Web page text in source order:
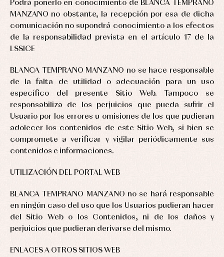
Podrá ponerlo en conocimiento de BLANCA TEMPRANO
MANZANO no obstante, la recepción por esa de dicha
comunicación no supondrá conocimiento a los efectos
de la responsabilidad prevista en el artículo 17 de la
LSSICE
BLANCA TEMPRANO MANZANO no se hace responsable
de la falta de utilidad o adecuación para un uso
específico del presente Sitio Web. Tampoco se
responsabiliza de los perjuicios que pueda sufrir el
Usuario por los errores u omisiones de los que pudieran
adolecer los contenidos de este Sitio Web, si bien se
compromete a verificar y vigilar periódicamente sus
contenidos e informaciones.
UTILIZACIÓN DEL PORTAL WEB
BLANCA TEMPRANO MANZANO no se hará responsable
en ningún caso del uso que los Usuarios pudieran hacer
del Sitio Web o los Contenidos, ni de los daños y
perjuicios que pudieran derivarse del mismo.
ENLACES A OTROS SITIOS WEB